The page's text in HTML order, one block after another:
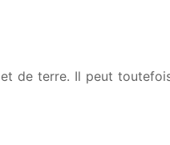
de terre. Il peut